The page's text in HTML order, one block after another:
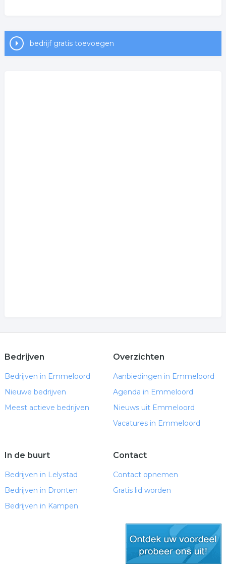
bedrijf gratis toevoegen
Bedrijven
Bedrijven in Emmeloord
Nieuwe bedrijven
Meest actieve bedrijven
Overzichten
Aanbiedingen in Emmeloord
Agenda in Emmeloord
Nieuws uit Emmeloord
Vacatures in Emmeloord
In de buurt
Bedrijven in Lelystad
Bedrijven in Dronten
Bedrijven in Kampen
Contact
Contact opnemen
Gratis lid worden